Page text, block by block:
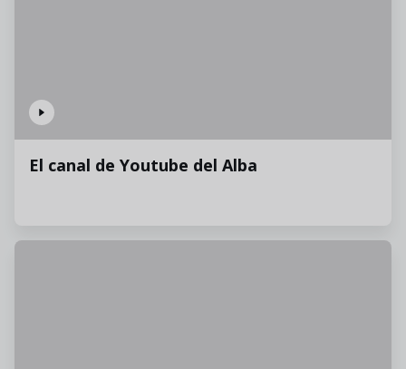
El canal de Youtube del Alba